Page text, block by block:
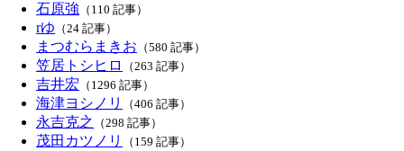
石原強 （110 記事）
rゆ （24 記事）
まつむらまきお （580 記事）
笠居トシヒロ （263 記事）
吉井宏 （1296 記事）
海津ヨシノリ （406 記事）
永吉克之 （298 記事）
茂田カツノリ （159 記事）